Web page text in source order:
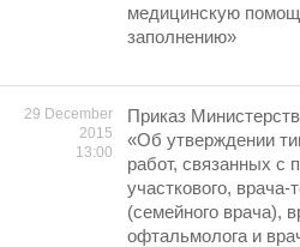
медицинскую
заполнению»
29 December
2015
13:00
Приказ
«Об утверждении
работ, связанных с
участкового, врача-
(семейного врача),
офтальмолога и